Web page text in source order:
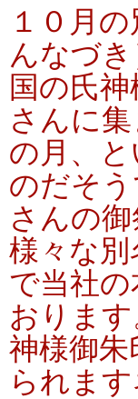
１０月
んなづ
国の氏
さんに
の月、
のだそ
さんの御
様々な
で当社
おりま
神様御
られま